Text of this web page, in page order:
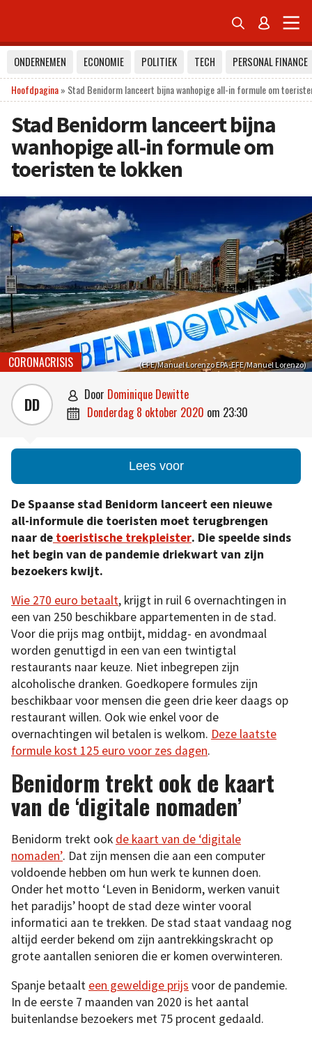
 
ONDERNEMEN ECONOMIE POLITIEK TECH
PERSONAL FINANCE
Hoofdpagina» Stad Benidorm lanceert bijna wanhopige all-in formule om
Stad Benidorm lanceert bijna
wanhopige all-in formule om
toeristen te lokken
(EFE/Manuel Lorenzo EPA-EFE/Manuel Lorenzo)
CORONACRISIS
DD  door Dominique Dewitte
 donderdag 8 oktober 2020 om 23:30
Lees voor
De Spaanse stad Benidorm lanceert een nieuwe
all-informule die toeristen moet terugbrengen
naar de toeristische trekpleister. Die speelde sinds
het begin van de pandemie driekwart van zijn
bezoekers kwijt.
Wie 270 euro betaalt, krijgt in ruil 6 overnachtingen in
een van 250 beschikbare appartementen in de stad.
Voor die prijs mag ontbijt, middag- en avondmaal
worden genuttigd in een van een twintigtal
restaurants naar keuze. Niet inbegrepen zijn
alcoholische dranken. Goedkopere formules zijn
beschikbaar voor mensen die geen drie keer daags op
restaurant willen. Ook wie enkel voor de
overnachtingen wil betalen is welkom. Deze laatste
formule kost 125 euro voor zes dagen.
Benidorm trekt ook de kaart
van de ‘digitale nomaden’
Benidorm trekt ook de kaart van de ‘digitale
nomaden’. Dat zijn mensen die aan een computer
voldoende hebben om hun werk te kunnen doen.
Onder het motto ‘Leven in Benidorm, werken vanuit
het paradijs’ hoopt de stad deze winter vooral
informatici aan te trekken. De stad staat vandaag nog
altijd eerder bekend om zijn aantrekkingskracht op
grote aantallen senioren die er komen overwinteren.
Spanje betaalt een geweldige prijs voor de pandemie.
In de eerste 7 maanden van 2020 is het aantal
buitenlandse bezoekers met 75 procent gedaald.